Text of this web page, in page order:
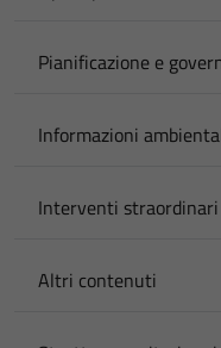
Pianificazione e
Informazioni
Interventi straordinari
Altri contenuti